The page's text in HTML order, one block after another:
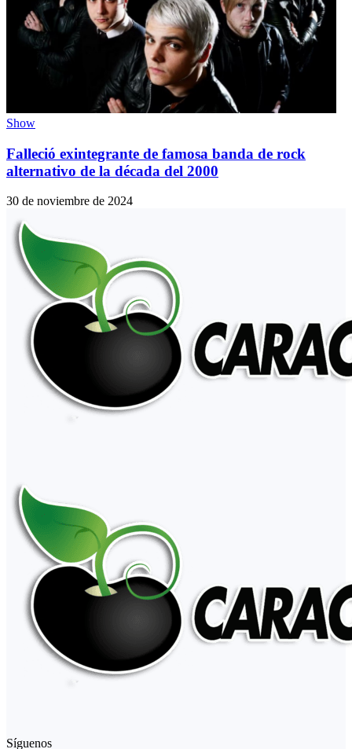
Show
Falleció exintegrante de famosa banda de rock
alternativo de la década del 2000
30 de noviembre de 2024
Síguenos